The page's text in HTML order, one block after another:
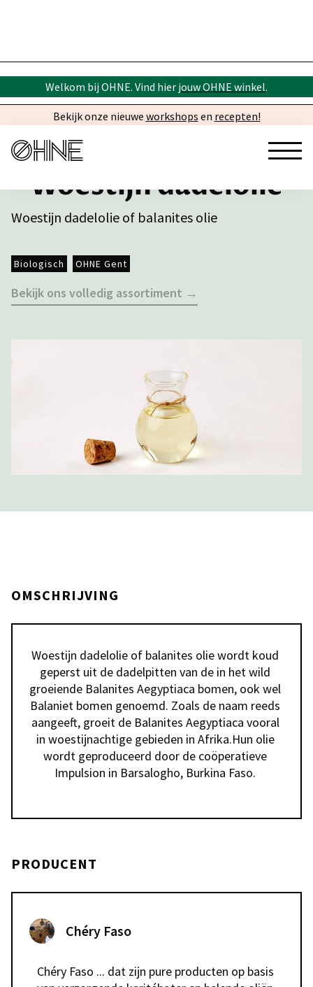
Welkom bij OHNE. Vind hier jouw OHNE winkel.
Bekijk onze nieuwe workshops en recepten!
Woestijn dadelolie
Woestijn dadelolie of balanites olie
Biologisch OHNE Gent
Bekijk ons volledig assortiment →
OMSCHRIJVING
Woestijn dadelolie of balanites olie wordt koud
geperst uit de dadelpitten van de in het wild
groeiende Balanites Aegyptiaca bomen, ook wel
Balaniet bomen genoemd. Zoals de naam reeds
aangeeft, groeit de Balanites Aegyptiaca vooral
in woestijnachtige gebieden in Afrika.Hun olie
wordt geproduceerd door de coöperatieve
Impulsion in Barsalogho, Burkina Faso.
PRODUCENT
Chéry Faso
Chéry Faso ... dat zijn pure producten op basis